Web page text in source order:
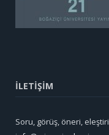
İLETİŞİM
Soru, görüş, öneri,